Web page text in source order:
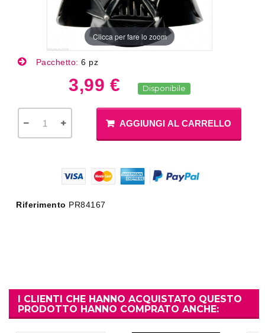
Clicca per fare lo zoom
Pacchetto: 6 pz
3,99 € Disponibile
AGGIUNGI AL CARRELLO
Riferimento PR84167
I CLIENTI CHE HANNO ACQUISTATO QUESTO
PRODOTTO HANNO COMPRATO ANCHE: